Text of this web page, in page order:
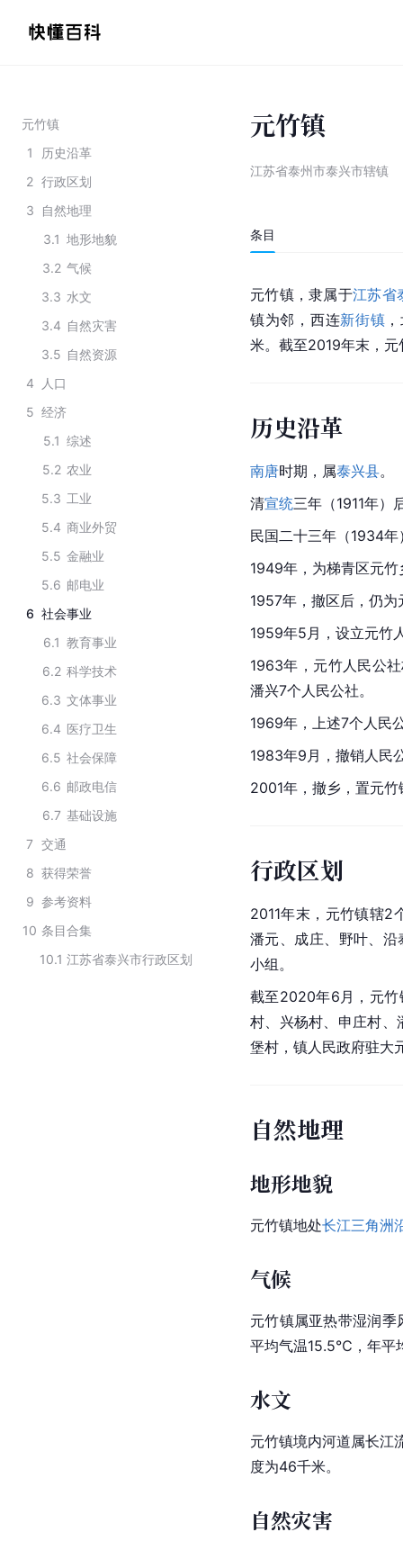
元竹镇
1
历史沿革
2 行政区划
3
自然地理
3.1 地形地貌
3.2 气候
3.3 水文
3.4 自然灾害
3.5 自然资源
4
人口
5 经济
5.1 综述
5.2 农业
5.3 工业
5.4 商业外贸
5.5 金融业
5.6 邮电业
6 社会事业
6.1 教育事业
6.2 科学技术
6.3 文体事业
6.4 医疗卫生
6.5 社会保障
6.6 邮政电信
6.7 基础设施
7 交通
8 获得荣誉
9 参考资料
10 条目合集
10.1 江苏省泰兴市行政区划
元竹镇
江苏省泰州市泰兴市辖镇
条目
元竹镇，隶属于江苏省
镇为邻，西连新街镇
米。截至2019年末，
历史沿革
南唐时期，属泰兴县。
清宣统三年（1911年）
民国二十三年（1934
1949年，为梯青区元竹
1957年，撤区后，仍为
1959年5月，设立元竹
1963年， 元竹人民公
潘兴7个人民公社。
1969年，上述7个人民
1983年9月，撤销人民
2001年，撤乡，置元竹
行政区划
2011年末，元竹镇辖2
潘元、成庄、野叶、
小组。
截至2020年6月，元竹
村、兴杨村、申庄村、
堡村，镇人民政府驻大
自然地理
地形地貌
元竹镇地处长江三角洲
气候
元竹镇属亚热带湿润
平均气温15.5℃，年平
水文
元竹镇境内河道属长江
度为46千米。
自然灾害